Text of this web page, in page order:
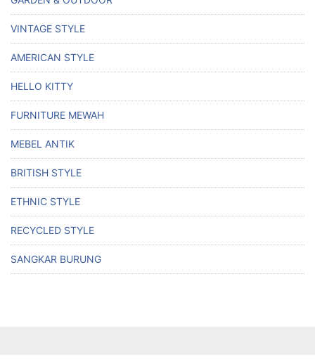
VINTAGE STYLE
AMERICAN STYLE
HELLO KITTY
FURNITURE MEWAH
MEBEL ANTIK
BRITISH STYLE
ETHNIC STYLE
RECYCLED STYLE
SANGKAR BURUNG